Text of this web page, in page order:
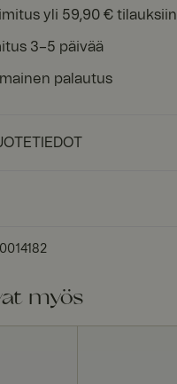
yli 59,90 € tilauksiin
3–5 päivää
palautus
myös